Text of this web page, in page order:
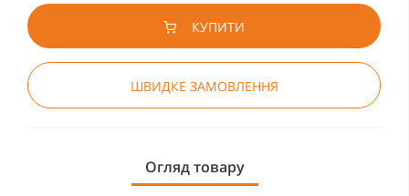
КУПИТИ
ШВИДКЕ ЗАМОВЛЕННЯ
Огляд товару